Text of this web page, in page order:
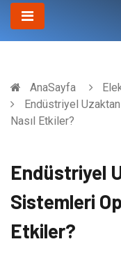
AnaSayfa
Endüstriyel
Nasıl Etkiler?
Endüstriyel
Sistemleri
Etkiler?